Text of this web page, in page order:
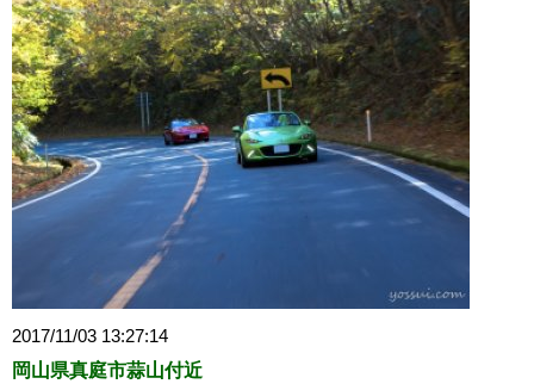
2017/11/03 13:27:14
岡山県真庭市蒜山付近